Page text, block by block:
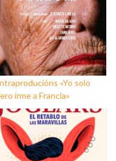
«Yo solo
irme a Francia»